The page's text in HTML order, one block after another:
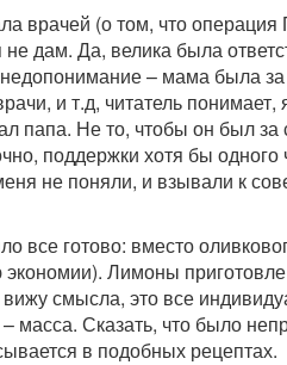
врачей (о том, что
дам. Да, велика была
– мама была за
и т.д, читатель
папа. Не то, чтобы он был за
поддержки хотя бы
не поняли, и взывали к
все готово: вместо
экономии). Лимоны
вижу смысла, это все
Сказать, что было
в подобных рецептах.